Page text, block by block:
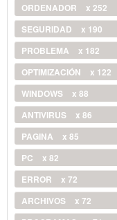
ORDENADOR
x 252
SEGURIDAD
x 190
PROBLEMA
x 182
OPTIMIZACIÓN
x 122
WINDOWS
x 88
ANTIVIRUS
x 86
PAGINA
x 85
PC
x 82
ERROR
x 72
ARCHIVOS
x 72